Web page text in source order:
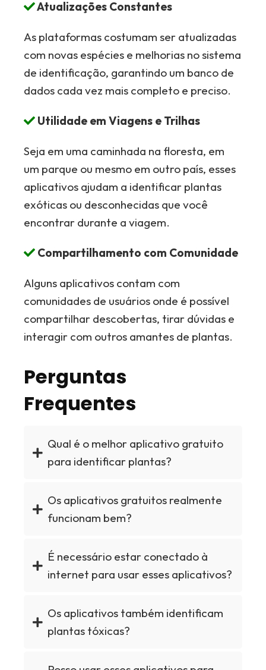
Atualizações Constantes
As plataformas costumam ser atualizadas
com novas espécies e melhorias no sistema
de identificação, garantindo um banco de
dados cada vez mais completo e preciso.
Utilidade em Viagens e Trilhas
Seja em uma caminhada na floresta, em
um parque ou mesmo em outro país, esses
aplicativos ajudam a identificar plantas
exóticas ou desconhecidas que você
encontrar durante a viagem.
Compartilhamento com Comunidade
Alguns aplicativos contam com
comunidades de usuários onde é possível
compartilhar descobertas, tirar dúvidas e
interagir com outros amantes de plantas.
Perguntas
Frequentes
Qual é o melhor aplicativo gratuito
para identificar plantas?
Os aplicativos gratuitos realmente
funcionam bem?
É necessário estar conectado à
internet para usar esses aplicativos?
Os aplicativos também identificam
plantas tóxicas?